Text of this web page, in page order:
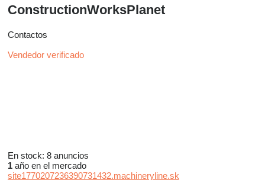
ConstructionWorksPlanet
Contactos
Vendedor verificado
En stock: 8 anuncios
1 año en el mercado
site1770207236390731432.machineryline.sk